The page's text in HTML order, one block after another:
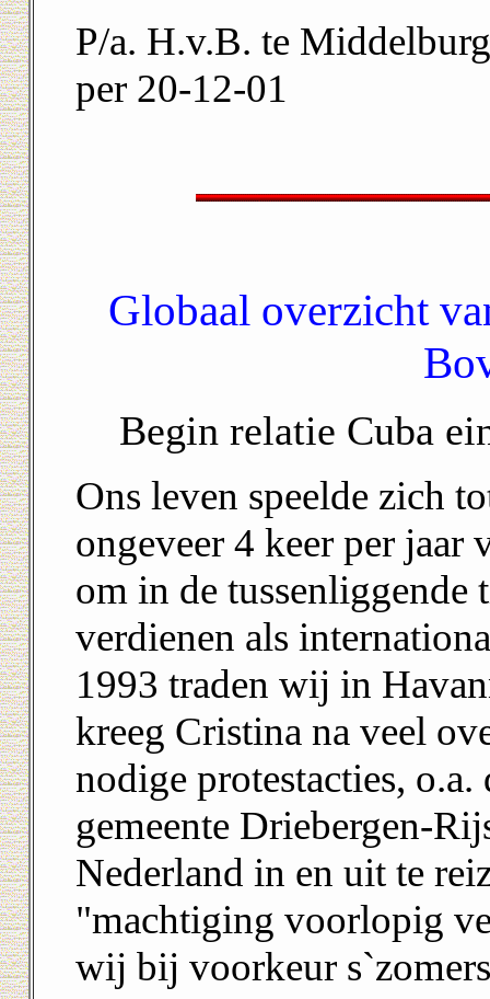
P/a. H.v.B. te Middelburg
per 20-12-01
Globaal overzicht
Begin relatie Cuba
Ons leven speelde zich
ongeveer 4 keer per jaar
om in de
verdienen als
1993 traden wij in
kreeg Cristina na veel
nodige protestacties,
gemeente Driebergen-
Nederland in en uit te
"machtiging voorlopig
wij bij voorkeur